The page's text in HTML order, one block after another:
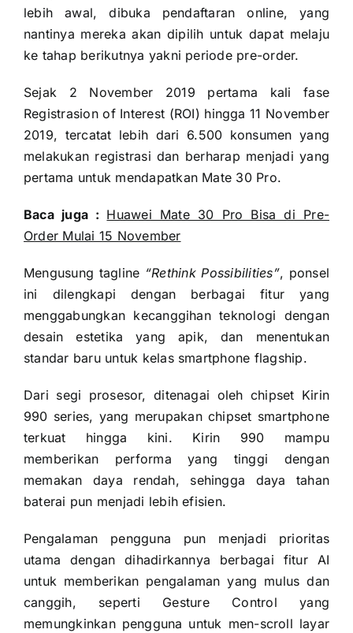
lebih awal, dibuka pendaftaran online, yang
nantinya mereka akan dipilih untuk dapat melaju
ke tahap berikutnya yakni periode pre-order.
Sejak 2 November 2019 pertama kali fase
Registrasion of Interest (ROI) hingga 11 November
2019, tercatat lebih dari 6.500 konsumen yang
melakukan registrasi dan berharap menjadi yang
pertama untuk mendapatkan Mate 30 Pro.
Baca juga : Huawei Mate 30 Pro Bisa di Pre-
Order Mulai 15 November
Mengusung tagline “Rethink Possibilities”, ponsel
ini dilengkapi dengan berbagai fitur yang
menggabungkan kecanggihan teknologi dengan
desain estetika yang apik, dan menentukan
standar baru untuk kelas smartphone flagship.
Dari segi prosesor, ditenagai oleh chipset Kirin
990 series, yang merupakan chipset smartphone
terkuat hingga kini. Kirin 990 mampu
memberikan performa yang tinggi dengan
memakan daya rendah, sehingga daya tahan
baterai pun menjadi lebih efisien.
Pengalaman pengguna pun menjadi prioritas
utama dengan dihadirkannya berbagai fitur AI
untuk memberikan pengalaman yang mulus dan
canggih, seperti Gesture Control yang
memungkinkan pengguna untuk men-scroll layar